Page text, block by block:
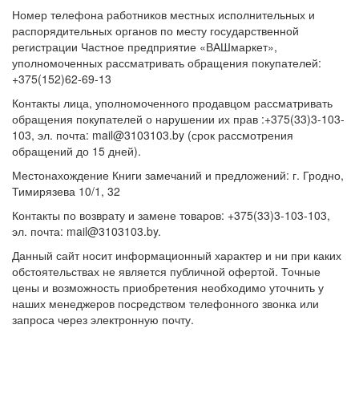
Номер телефона работников местных исполнительных и
распорядительных органов по месту государственной
регистрации Частное предприятие «ВАШмаркет»,
уполномоченных рассматривать обращения покупателей:
+375(152)62-69-13
Контакты лица, уполномоченного продавцом рассматривать
обращения покупателей о нарушении их прав :+375(33)3-103-
103, эл. почта: mail@3103103.by (срок рассмотрения
обращений до 15 дней).
Местонахождение Книги замечаний и предложений: г. Гродно,
Тимирязева 10/1, 32
Контакты по возврату и замене товаров: +375(33)3-103-103,
эл. почта: mail@3103103.by.
Данный сайт носит информационный характер и ни при каких
обстоятельствах не является публичной офертой. Точные
цены и возможность приобретения необходимо уточнить у
наших менеджеров посредством телефонного звонка или
запроса через электронную почту.